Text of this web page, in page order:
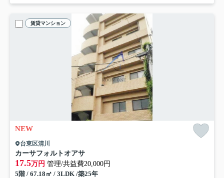
賃貸マンション
NEW
台東区清川
カーサフォルトオアサ
17.5万円 管理/共益費20,000円
5階 / 67.18㎡ / 3LDK /築25年